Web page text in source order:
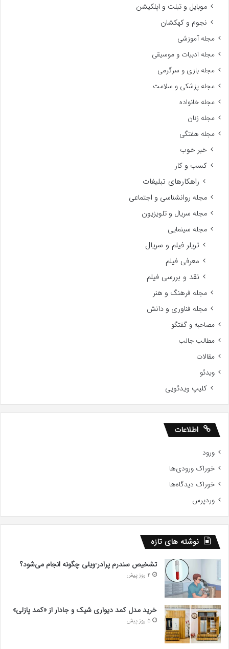
موبایل و تبلت و اپلکیشن
نجوم و کهکشان
مجله آموزشی
مجله ادبیات و موسیقی
مجله بازی و سرگرمی
مجله پزشکی و سلامت
مجله خانواده
مجله زنان
مجله هفتگی
خبر خوب
کسب و کار
راهکارهای تبلیغات
مجله روانشناسی و اجتماعی
مجله سریال و تلویزیون
مجله سینمایی
تریلر فیلم و سریال
معرفی فیلم
نقد و بررسی فیلم
مجله فرهنگ و هنر
مجله فناوری و دانش
مصاحبه و گفتگو
مطالب جالب
مقالات
ویدئو
کلیپ ویدئویی
اطلاعات
ورود
خوراک ورودی‌ها
خوراک دیدگاه‌ها
وردپرس
نوشته های تازه
تشخیص سندرم پرادر-ویلی چگونه انجام می‌شود؟
4 روز پیش
خرید مدل کمد دیواری شیک و جادار از «کمد پازلی»
5 روز پیش